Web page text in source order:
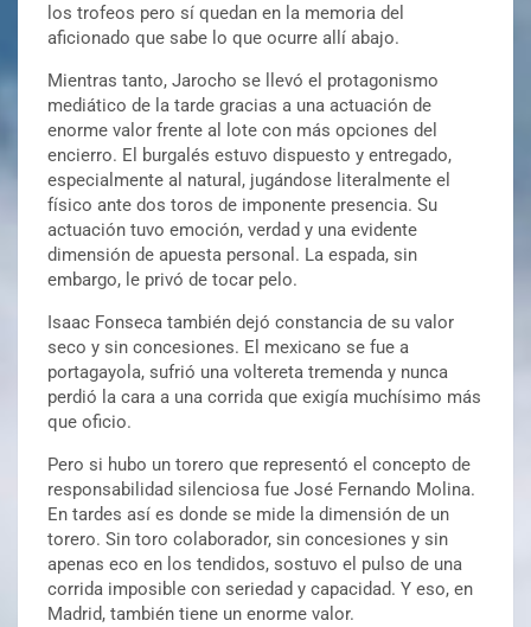
los trofeos pero sí quedan en la memoria del
aficionado que sabe lo que ocurre allí abajo.
Mientras tanto, Jarocho se llevó el protagonismo
mediático de la tarde gracias a una actuación de
enorme valor frente al lote con más opciones del
encierro. El burgalés estuvo dispuesto y entregado,
especialmente al natural, jugándose literalmente el
físico ante dos toros de imponente presencia. Su
actuación tuvo emoción, verdad y una evidente
dimensión de apuesta personal. La espada, sin
embargo, le privó de tocar pelo.
Isaac Fonseca también dejó constancia de su valor
seco y sin concesiones. El mexicano se fue a
portagayola, sufrió una voltereta tremenda y nunca
perdió la cara a una corrida que exigía muchísimo más
que oficio.
Pero si hubo un torero que representó el concepto de
responsabilidad silenciosa fue José Fernando Molina.
En tardes así es donde se mide la dimensión de un
torero. Sin toro colaborador, sin concesiones y sin
apenas eco en los tendidos, sostuvo el pulso de una
corrida imposible con seriedad y capacidad. Y eso, en
Madrid, también tiene un enorme valor.